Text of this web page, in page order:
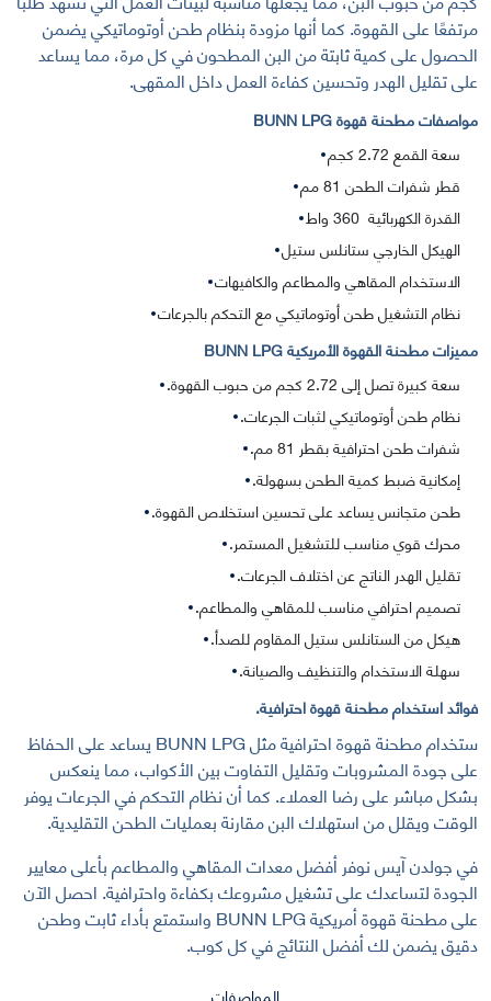
مرتفعًا على القهوة. كما أنها مزودة بنظام طحن أوتوماتيكي يضمن
الحصول على كمية ثابتة من البن المطحون في كل مرة، مما يساعد
على تقليل الهدر وتحسين كفاءة العمل داخل المقهى.
مواصفاتمطحنة قهوة BUNN LPG
سعة القمع 2.72 كجم
قطر شفرات الطحن 81 مم
القدرة الكهربائية 360 واط
الهيكل الخارجي ستانلس ستيل
الاستخدام المقاهي والمطاعم والكافيهات
نظام التشغيل طحن أوتوماتيكي مع التحكم بالجرعات
مميزات مطحنة القهوة الأمريكية BUNN LPG
سعة كبيرة تصل إلى 2.72 كجم من حبوب القهوة.
نظام طحن أوتوماتيكي لثبات الجرعات.
شفرات طحن احترافية بقطر 81 مم.
إمكانية ضبط كمية الطحن بسهولة.
طحن متجانس يساعد على تحسين استخلاص القهوة.
محرك قوي مناسب للتشغيل المستمر.
تقليل الهدر الناتج عن اختلاف الجرعات.
تصميم احترافي مناسب للمقاهي والمطاعم.
هيكل من الستانلس ستيل المقاوم للصدأ.
سهلة الاستخدام والتنظيف والصيانة.
فوائد استخدام مطحنة قهوة احترافية.
ستخدام مطحنة قهوة احترافية مثل BUNN LPG يساعد على الحفاظ
على جودة المشروبات وتقليل التفاوت بين الأكواب، مما ينعكس
بشكل مباشر على رضا العملاء. كما أن نظام التحكم في الجرعات يوفر
الوقت ويقلل من استهلاك البن مقارنة بعمليات الطحن التقليدية.
في جولدن آيس نوفر أفضل معدات المقاهي والمطاعم بأعلى معايير
الجودة لتساعدك على تشغيل مشروعك بكفاءة واحترافية. احصل الآن
على مطحنة قهوة أمريكية BUNN LPG واستمتع بأداء ثابت وطحن
دقيق يضمن لك أفضل النتائج في كل كوب.
المواصفات